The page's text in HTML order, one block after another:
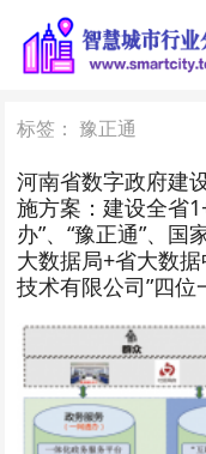
标签：豫正通
河南省数字政府建
施方案：建设全省
办”、“豫正通”、
大数据局+省大数
技术有限公司”四